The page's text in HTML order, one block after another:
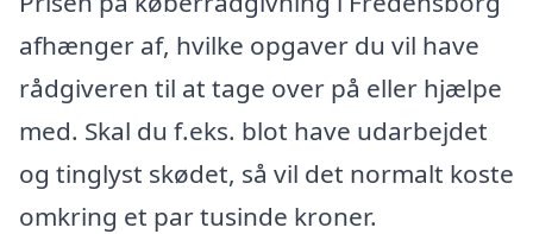
afhænger af, hvilke opgaver du vil have
rådgiveren til at tage over på eller hjælpe
med. Skal du f.eks. blot have udarbejdet
og tinglyst skødet, så vil det normalt koste
omkring et par tusinde kroner.